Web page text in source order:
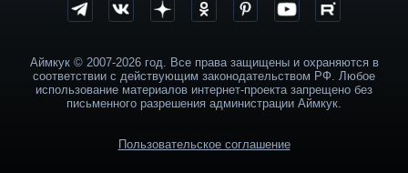
Аймкук © 2007-2026 год. Все права защищены и охраняются в
соответствии с действующим законодательством РФ. Любое
использование материалов интернет-проекта запрещено без
письменного разрешения администрации Аймкук.
Пользовательское соглашение